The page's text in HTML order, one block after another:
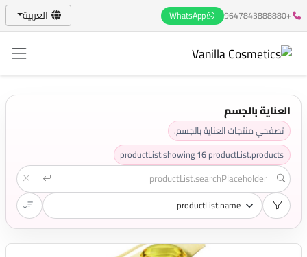
+9647843888880
WhatsApp العربية
العناية بالجسم
تصفحي منتجات العناية بالجسم.
productList.showing16productList.products